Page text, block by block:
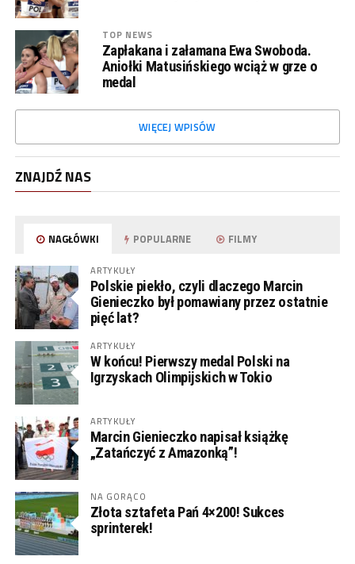
TOP NEWS
Zapłakana i załamana Ewa Swoboda.
Aniołki Matusińskiego wciąż w grze o
medal
WIĘCEJ WPISÓW
ZNAJDŹ NAS
NAGŁÓWKI POPULARNE FILMY
ARTYKUŁY
Polskie piekło, czyli dlaczego Marcin
Gienieczko był pomawiany przez ostatnie
pięć lat?
ARTYKUŁY
W końcu! Pierwszy medal Polski na
Igrzyskach Olimpijskich w Tokio
ARTYKUŁY
Marcin Gienieczko napisał książkę
„Zatańczyć z Amazonką”!
NA GORĄCO
Złota sztafeta Pań 4×200! Sukces
sprinterek!